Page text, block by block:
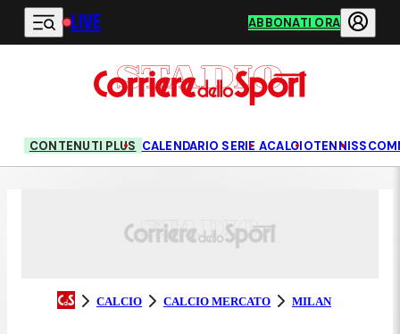
Vai al contenuto principale
LIVE ABBONATI ORA
CONTENUTI PLUS CALENDARIO SERIE ACALCIOTENNIS
CALCIO CALCIO MERCATO MILAN